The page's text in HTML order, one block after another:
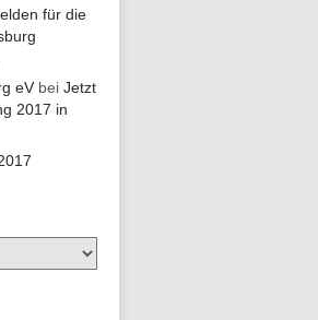
für die
eV beiJetzt
2017 in